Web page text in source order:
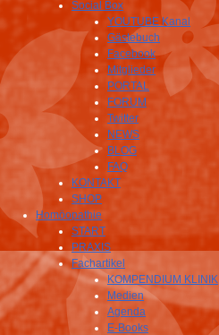
Social Box
YOUTUBE Kanal
Gästebuch
Facebook
Mitglieder
PORTAL
FORUM
Twitter
NEWS
BLOG
FAQ
KONTAKT
SHOP
Homöopathie
START
PRAXIS
Fachartikel
KOMPENDIUM KLINIK
Medien
Agenda
E-Books